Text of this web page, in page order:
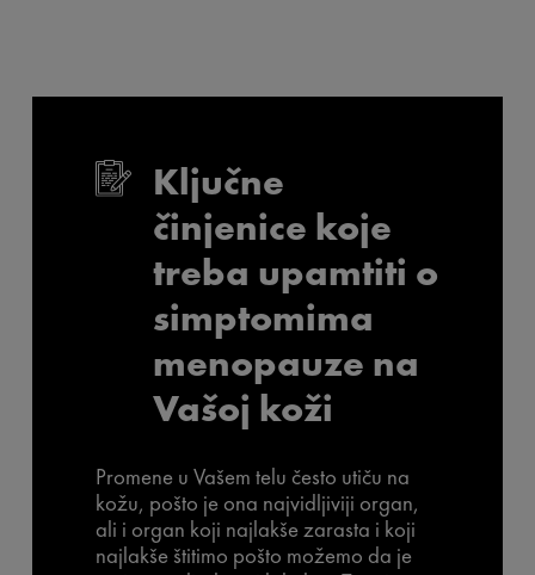
Ključne
činjenice koje
treba upamtiti o
simptomima
menopauze na
Vašoj koži
Promene u Vašem telu često utiču na
kožu, pošto je ona najvidljiviji organ,
ali i organ koji najlakše zarasta i koji
najlakše štitimo pošto možemo da je